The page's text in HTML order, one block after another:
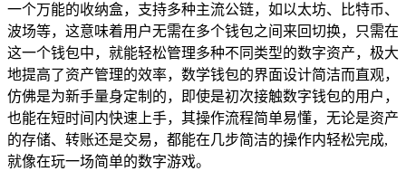
一个万能的收纳盒，支持多种主流公链，如以太坊、比特币、
波场等，这意味着用户无需在多个钱包之间来回切换，只需在
这一个钱包中，就能轻松管理多种不同类型的数字资产，极大
地提高了资产管理的效率，数学钱包的界面设计简洁而直观，
仿佛是为新手量身定制的，即使是初次接触数字钱包的用户，
也能在短时间内快速上手，其操作流程简单易懂，无论是资产
的存储、转账还是交易，都能在几步简洁的操作内轻松完成,
就像在玩一场简单的数字游戏。